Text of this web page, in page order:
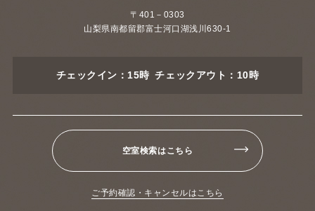
〒401－0303
山梨県南都留郡富士河口湖浅川630-1
チェックイン：15時 チェックアウト：10時
空室検索はこちら
ご予約確認・キャンセルはこちら